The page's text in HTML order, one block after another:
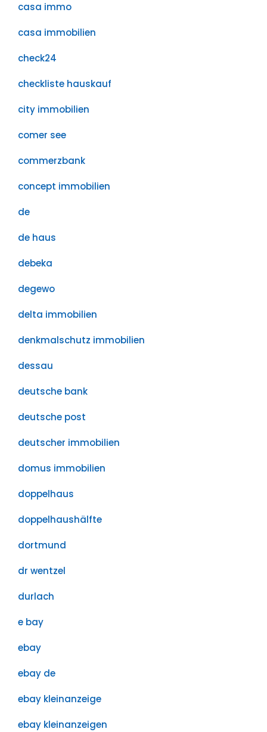
casa immo
casa immobilien
check24
checkliste hauskauf
city immobilien
comer see
commerzbank
concept immobilien
de
de haus
debeka
degewo
delta immobilien
denkmalschutz immobilien
dessau
deutsche bank
deutsche post
deutscher immobilien
domus immobilien
doppelhaus
doppelhaushälfte
dortmund
dr wentzel
durlach
e bay
ebay
ebay de
ebay kleinanzeige
ebay kleinanzeigen